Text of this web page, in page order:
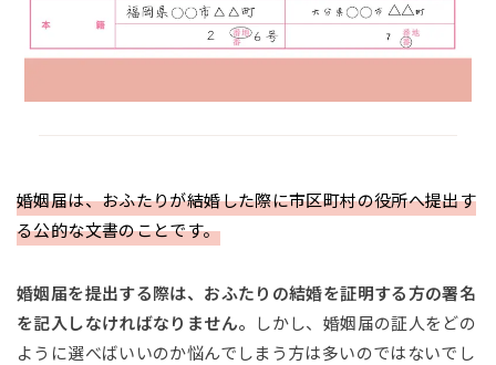
婚姻届は、おふたりが結婚した際に市区町村の役所へ提出す
る公的な文書のことです。
婚姻届を提出する際は、おふたりの結婚を証明する方の署名
を記入しなければなりません。
しかし、婚姻届の証人をどの
ように選べばいいのか悩んでしまう方は多いのではないでし